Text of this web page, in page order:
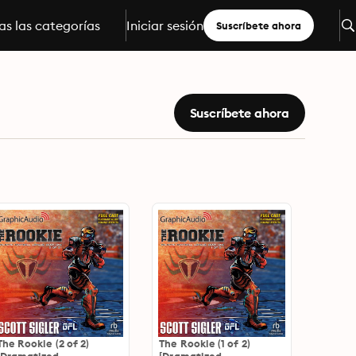
las categorías Iniciar sesión Suscríbete ahora
Suscríbete ahora
Rookie (2 of 2)
The Rookie (1 of 2)